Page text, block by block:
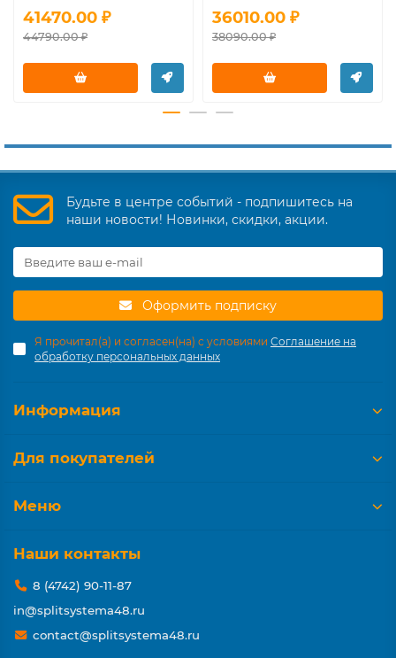
41470.00 ₽
44790.00 ₽
36010.00 ₽
38090.00 ₽
Будьте в центре событий - подпишитесь на
наши новости! Новинки, скидки, акции.
Оформить подписку
Я прочитал(а) и согласен(на) с условиями Соглашение на
обработку персональных данных
Информация
Для покупателей
Меню
Наши контакты
8 (4742) 90-11-87
in@splitsystema48.ru
contact@splitsystema48.ru